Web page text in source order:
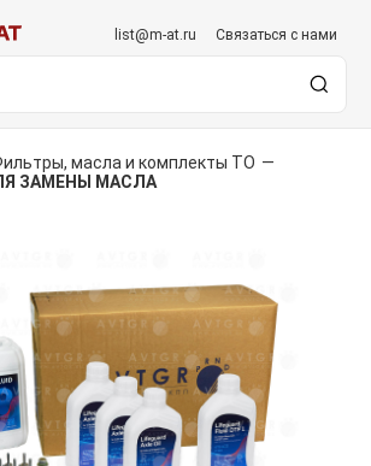
list@m-at.ru Связаться с нами
масла и комплекты ТО —
ЗАМЕНЫ МАСЛА